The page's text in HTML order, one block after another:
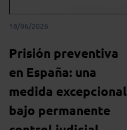
18/06/2026
Prisión preventiva
en España: una
medida excepcional
bajo permanente